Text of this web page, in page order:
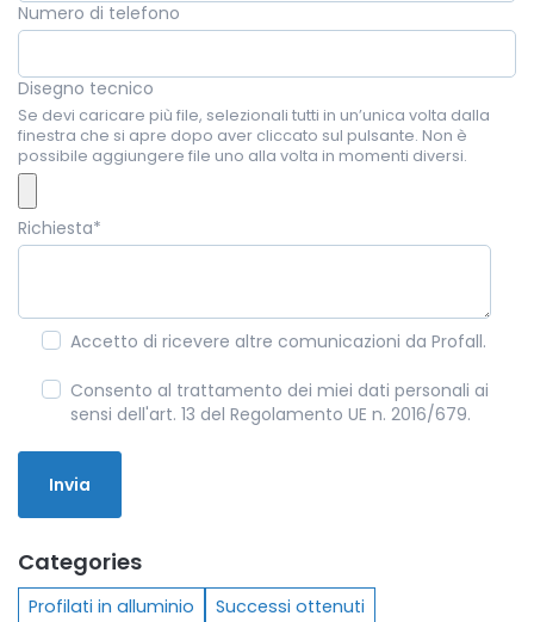
Numero di telefono
Disegno tecnico
Se devi caricare più file, selezionali tutti in un’unica volta dalla
finestra che si apre dopo aver cliccato sul pulsante. Non è
possibile aggiungere file uno alla volta in momenti diversi.
Richiesta*
Accetto di ricevere altre comunicazioni da Profall.
Consento al trattamento dei miei dati personali ai
sensi dell'art. 13 del Regolamento UE n. 2016/679.
Categories
Profilati in alluminio Successi ottenuti